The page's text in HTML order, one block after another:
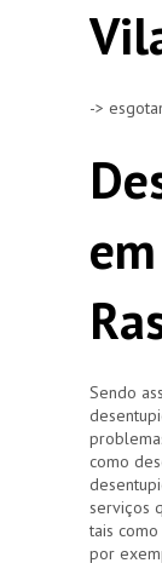
->
Sendo
como
serviços
tais
por